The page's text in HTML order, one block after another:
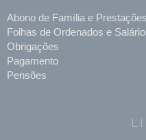
Abono de Família e
Folhas de Ordenados e
Obrigações
Pagamento
Pensões